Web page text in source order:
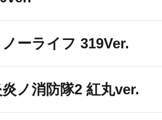
ーライフ 319Ver.
ノ消防隊2 紅丸ver.